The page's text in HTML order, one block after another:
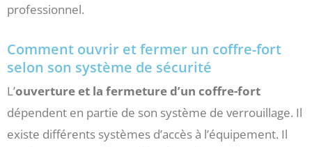
professionnel.
Comment ouvrir et fermer un coffre-fort
selon son système de sécurité
L’ouverture et la fermeture d’un coffre-fort
dépendent en partie de son système de verrouillage. Il
existe différents systèmes d’accès à l’équipement. Il